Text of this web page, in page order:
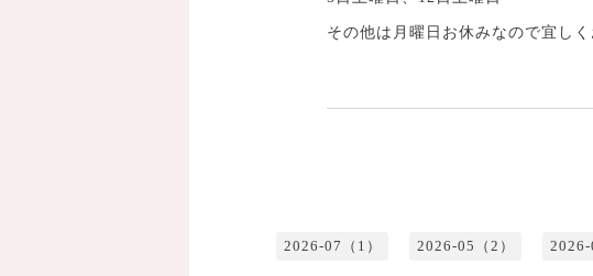
その他は月曜日お休みなので宜し
2026-07（1） 2026-05（2） 2026-